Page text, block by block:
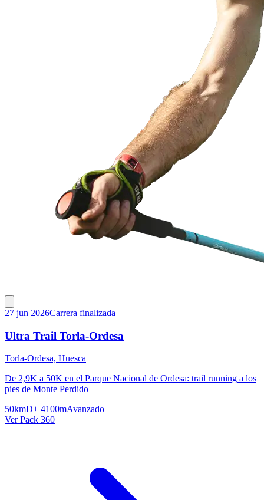
27 jun 2026Carrera finalizada
Ultra Trail Torla-Ordesa
Torla-Ordesa, Huesca
De 2,9K a 50K en el Parque Nacional de Ordesa: trail running a los
pies de Monte Perdido
50kmD+ 4100mAvanzado
Ver Pack 360